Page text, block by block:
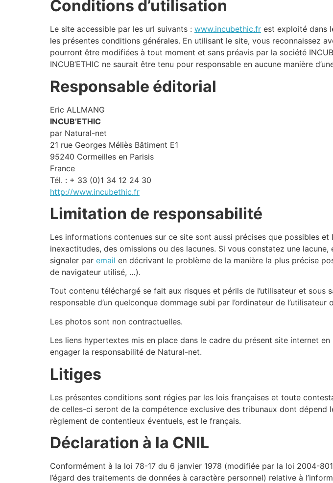
Conditions d’utilisation
Le site accessible par les url suivants : www.incubethic.fr est exploité dans
les présentes conditions générales. En utilisant le site, vous reconnaissez
pourront être modifiées à tout moment et sans préavis par la société
INCUB’ETHIC ne saurait être tenu pour responsable en aucune manière
Responsable éditorial
Eric ALLMANG
INCUB’ETHIC
par Natural-net
21 rue Georges Méliès Bâtiment E1
95240 Cormeilles en Parisis
France
Tél. : + 33 (0)1 34 12 24 30
http://www.incubethic.fr
Limitation de responsabilité
Les informations contenues sur ce site sont aussi précises que possibles
inexactitudes, des omissions ou des lacunes. Si vous constatez une
signaler par email en décrivant le problème de la manière la plus précise
de navigateur utilisé, …).
Tout contenu téléchargé se fait aux risques et périls de l’utilisateur et
responsable d’un quelconque dommage subi par l’ordinateur de
Les photos sont non contractuelles.
Les liens hypertextes mis en place dans le cadre du présent site internet
engager la responsabilité de Natural-net.
Litiges
Les présentes conditions sont régies par les lois françaises et toute
de celles-ci seront de la compétence exclusive des tribunaux dont dépend
règlement de contentieux éventuels, est le français.
Déclaration à la CNIL
Conformément à la loi 78-17 du 6 janvier 1978 (modifiée par la loi 2004-
l’égard des traitements de données à caractère personnel) relative à